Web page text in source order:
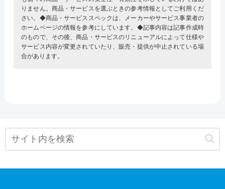
りません。商品・サービスを選ぶときの参考情報としてご利用くだ
さい。◆商品・サービススペックは、メーカーやサービス事業者の
ホームページの情報を参考にしています。◆記事内容は記事作成時
のもので、その後、商品・サービスのリニューアルによって仕様や
サービス内容が変更されていたり、販売・提供が中止されている場
合があります。